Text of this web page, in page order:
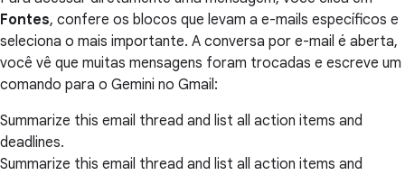
Fontes, confere os blocos que levam a e-mails específicos e
seleciona o mais importante. A conversa por e-mail é aberta,
você vê que muitas mensagens foram trocadas e escreve um
comando para o Gemini no Gmail:
Summarize this email thread and list all action items and
deadlines.
Summarize this email thread and list all action items and